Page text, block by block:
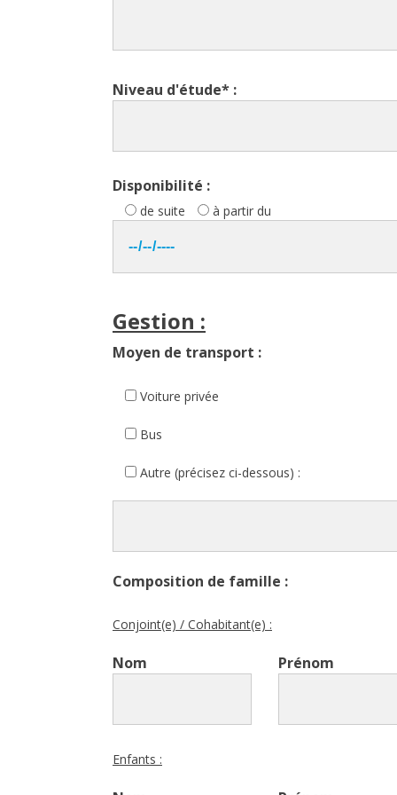
Niveau d'étude* :
Disponibilité :
de suite à partir du
Gestion :
Moyen de transport :
Voiture privée
Bus
Autre (précisez ci-dessous) :
Composition de famille :
Conjoint(e) / Cohabitant(e) :
Nom Prénom
Enfants :